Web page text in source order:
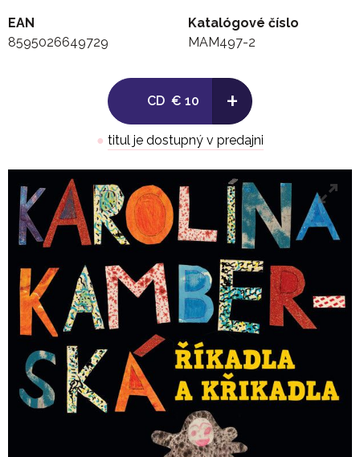
především velkou dávku vtipné dětské poezie,
kterou podtrhuje souznění tří zkušených muzikantů.
Novinka Karolíny Kamberské svojí hravostí určitě
uspokojí jak děti tak i dříve narozené, kteří se nebojí
popustit uzdu fantazii. Inspiraci písničkářka našla při
pozorování svého třetího dítěte, syna Matouše.
zahrnují do svého pohádkově-fantazijního světa
moderní prvky. A tak se v písničkách vyskytují
ježibaby i mobily, skřítkové i pračky, pejskové i
letenky.
„Naše generace jako by se pořád bála, jestli
jsme už nezašli moc daleko za ztracený ráj našich
předků. Baví mě sledovat, jak ta nová už tímhle
strachem není zatížená a přesto žije veselý,
spokojený život.“
Z dětských písniček Karolíny Kamberské se
neztratila ironie a provokativnost, kterou znají
posluchači jejích písní pro dospělé. Na desce
najdete rozjívené divoké písně, i něžnou ukolébavku
EAN
8595026649729
Katalógové číslo
MAM497-2
CD € 10 +
● titul je dostupný v predajni